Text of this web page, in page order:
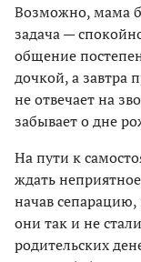
Возможно, мама
задача —
общение
дочкой, а завтра
не отвечает на
забывает о дне
На пути к
ждать
начав
они так и не
родительских